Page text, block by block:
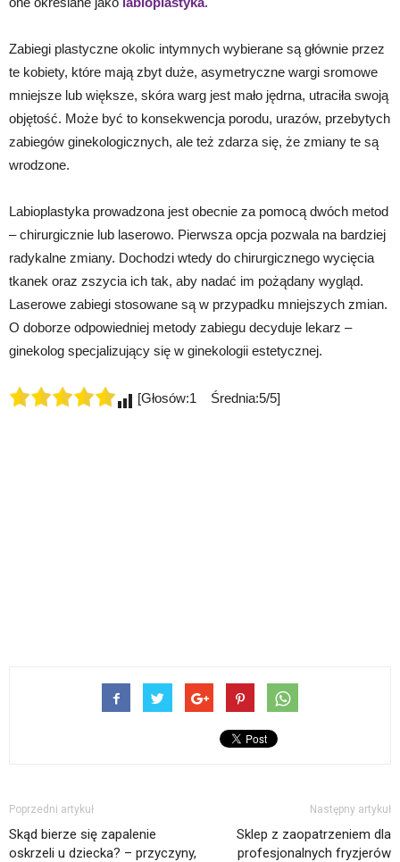
Zabiegi plastyczne okolic intymnych wybierane są głównie przez
te kobiety, które mają zbyt duże, asymetryczne wargi sromowe
mniejsze lub większe, skóra warg jest mało jędrna, utraciła swoją
objętość. Może być to konsekwencja porodu, urazów, przebytych
zabiegów ginekologicznych, ale też zdarza się, że zmiany te są
wrodzone.
Labioplastyka prowadzona jest obecnie za pomocą dwóch metod
– chirurgicznie lub laserowo. Pierwsza opcja pozwala na bardziej
radykalne zmiany. Dochodzi wtedy do chirurgicznego wycięcia
tkanek oraz zszycia ich tak, aby nadać im pożądany wygląd.
Laserowe zabiegi stosowane są w przypadku mniejszych zmian.
O doborze odpowiedniej metody zabiegu decyduje lekarz –
ginekolog specjalizujący się w ginekologii estetycznej.
[Głosów:1 Średnia:5/5]
Poprzedni artykuł
Skąd bierze się zapalenie
oskrzeli u dziecka? – przyczyny,
Następny artykuł
Sklep z zaopatrzeniem dla
profesjonalnych fryzjerów